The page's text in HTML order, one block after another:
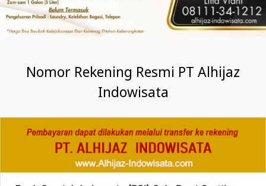
Nomor Rekening Resmi PT Alhijaz
Indowisata